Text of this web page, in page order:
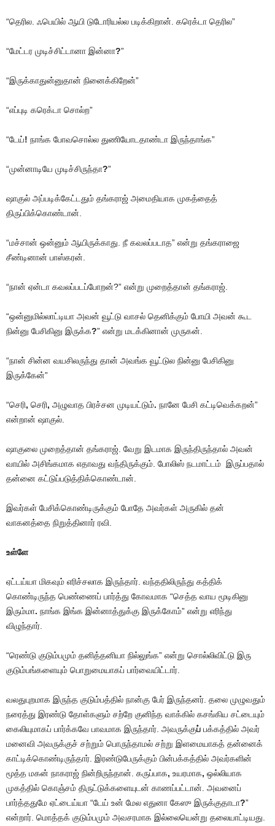
“தெரில. ஃபெயில் ஆயி டுடோரியல்ல படிக்கிறான். கரெக்டா தெரில”
“மேட்டர முடிச்சிட்டானா இன்னா?”
“இருக்காதுன்னுதான் நினைக்கிறேன்”
“எப்புடி கரெக்டா சொல்ற”
“டேய்! நாங்க போவசொல்ல துணியோடதாண்டா இருந்தாங்க”
“முன்னாடியே முடிச்சிருந்தா?”
ஷாகுல் அப்படிக்கேட்டதும் தங்கராஜ் அமைதியாக முகத்தைத்
திருப்பிக்கொண்டான்.
“மச்சான் ஒன்னும் ஆயிருக்காது. நீ கவலப்படாத” என்று தங்கராஜை
சீண்டினான் பாஸ்கரன்.
“நான் ஏன்டா கவலப்படப்போறன்?” என்று முறைத்தான் தங்கராஜ்.
“ஒன்னுமில்லாட்டியா அவன் வூட்டு வாசல் தெனிக்கும் போயி அவன் கூட
நின்னு பேசிகினு இருக்க?” என்று மடக்கினான் முருகன்.
“நான் சின்ன வயசிலருந்து தான் அவங்க வூட்டுல நின்னு பேசிகினு
இருக்கேன்”
“செரி, செரி, அழுவாத பிரச்சன முடியட்டும். நானே பேசி கட்டிவெக்கறன்”
என்றான் ஷாகுல்.
ஷாகுலை முறைத்தான் தங்கராஜ். வேறு இடமாக இருந்திருந்தால் அவன்
வாயில் அசிங்கமாக எதாவது வந்திருக்கும். போலிஸ் நடமாட்டம் இருப்பதால்
தன்னை கட்டுப்படுத்திக்கொண்டான்.
இவர்கள் பேசிக்கொண்டிருக்கும் போதே அவர்கள் அருகில் தன்
வாகனத்தை நிறுத்தினார் ரவி.
உள்ளே
ஏட்டய்யா மிகவும் எரிச்சலாக இருந்தார். வந்ததிலிருந்து கத்திக்
கொண்டிருந்த பெண்ணைப் பார்த்து கோவமாக “செத்த வாய மூடிகினு
இரும்மா. நாங்க இங்க இன்னாத்துக்கு இருக்கோம்” என்று எரிந்து
விழுந்தார்.
“ரெண்டு குடும்பமும் தனித்தனியா நில்லுங்க” என்று சொல்லிவிட்டு இரு
குடும்பங்களையும் பொறுமையாகப் பார்வையிட்டார்.
வலதுபுறமாக இருந்த குடும்பத்தில் நான்கு பேர் இருந்தனர். தலை முழுவதும்
நரைத்து இரண்டு தோள்களும் சற்றே குனிந்த வாக்கில் கசங்கிய சட்டையும்
கைலியுமாகப் பார்க்கவே பாவமாக இருந்தார். அவருக்குப் பக்கத்தில் அவர்
மனைவி அவருக்குச் சற்றும் பொருந்தாமல் சற்று இளமையாகத் தன்னைக்
காட்டிக்கொண்டிருந்தார். இரண்டுபேருக்கும் பின்பக்கத்தில் அவர்களின்
மூத்த மகன் நாகராஜ் நின்றிருந்தான். கருப்பாக, உயரமாக, ஒல்லியாக
முகத்தில் கொஞ்சம் திருட்டுக்களையுடன் காணப்பட்டான். அவனைப்
பார்த்ததுமே ஏட்டைய்யா “டேய் உன் மேல எதுனா கேஸு இருக்குதாடா?”
என்றார். மொத்தக் குடும்பமும் அவசரமாக இல்லையென்று தலையாட்டியது.